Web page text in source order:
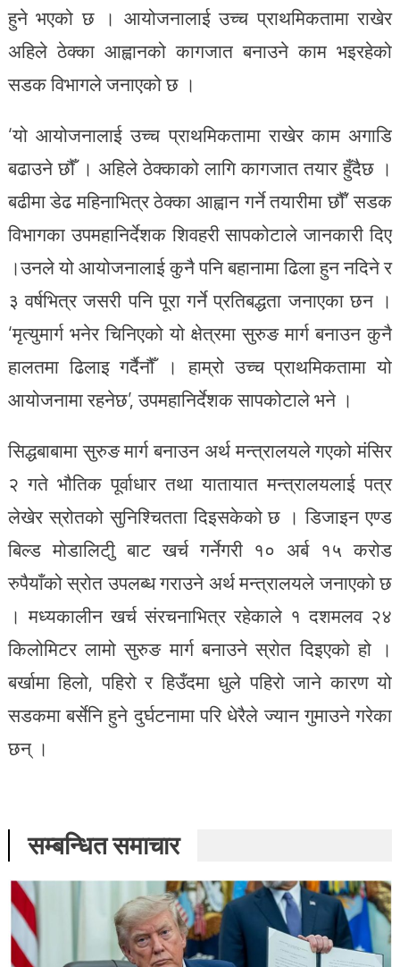
हुने भएको छ । आयोजनालाई उच्च प्राथमिकतामा राखेर
अहिले ठेक्का आह्वानको कागजात बनाउने काम भइरहेको
सडक विभागले जनाएको छ ।
‘यो आयोजनालाई उच्च प्राथमिकतामा राखेर काम अगाडि
बढाउने छौँ । अहिले ठेक्काको लागि कागजात तयार हुँदैछ ।
बढीमा डेढ महिनाभित्र ठेक्का आह्वान गर्ने तयारीमा छौँ’ सडक
विभागका उपमहानिर्देशक शिवहरी सापकोटाले जानकारी दिए
।उनले यो आयोजनालाई कुनै पनि बहानामा ढिला हुन नदिने र
३ वर्षभित्र जसरी पनि पूरा गर्ने प्रतिबद्धता जनाएका छन ।
‘मृत्युमार्ग भनेर चिनिएको यो क्षेत्रमा सुरुङ मार्ग बनाउन कुनै
हालतमा ढिलाइ गर्दैनौँ । हाम्रो उच्च प्राथमिकतामा यो
आयोजनामा रहनेछ’, उपमहानिर्देशक सापकोटाले भने ।
सिद्धबाबामा सुरुङ मार्ग बनाउन अर्थ मन्त्रालयले गएको मंसिर
२ गते भौतिक पूर्वाधार तथा यातायात मन्त्रालयलाई पत्र
लेखेर स्रोतको सुनिश्चितता दिइसकेको छ । डिजाइन एण्ड
बिल्ड मोडालिटीु बाट खर्च गर्नेगरी १० अर्ब १५ करोड
रुपैयाँको स्रोत उपलब्ध गराउने अर्थ मन्त्रालयले जनाएको छ
। मध्यकालीन खर्च संरचनाभित्र रहेकाले १ दशमलव २४
किलोमिटर लामो सुरुङ मार्ग बनाउने स्रोत दिइएको हो ।
बर्खामा हिलो, पहिरो र हिउँदमा धुले पहिरो जाने कारण यो
सडकमा बर्सेनि हुने दुर्घटनामा परि धेरैले ज्यान गुमाउने गरेका
छन् ।
सम्बन्धित समाचार